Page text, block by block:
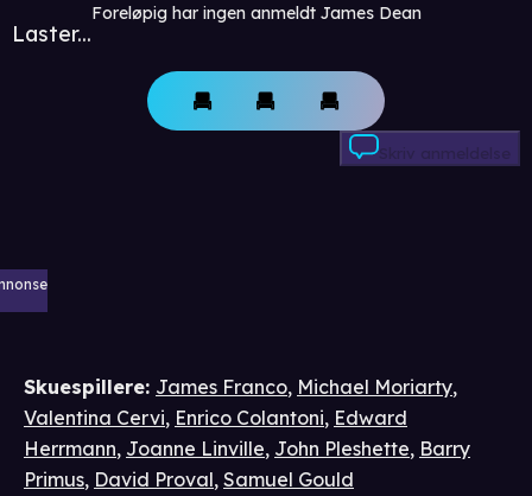
Laster...
Foreløpig har ingen anmeldt James Dean
Skriv anmeldelse
Skuespillere: James Franco, Michael Moriarty,
Valentina Cervi, Enrico Colantoni, Edward
Herrmann, Joanne Linville, John Pleshette, Barry
Primus, David Proval, Samuel Gould